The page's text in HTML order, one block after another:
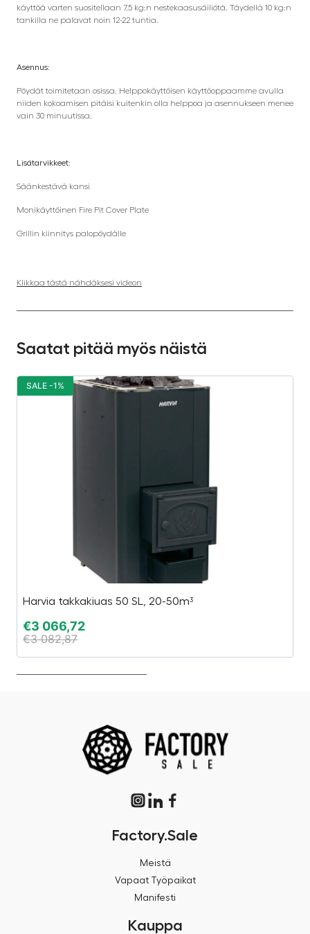
käyttöä varten suositellaan 7,5 kg:n nestekaasusäiliötä. Täydellä 10 kg:n
tankilla ne palavat noin 12-22 tuntia.
Asennus:
Pöydät toimitetaan osissa. Helppokäyttöisen käyttöoppaamme avulla
niiden kokoamisen pitäisi kuitenkin olla helppoa ja asennukseen menee
vain 30 minuutissa.
Lisätarvikkeet:
Säänkestävä kansi
Monikäyttöinen Fire Pit Cover Plate
Grillin kiinnitys palopöydälle
Klikkaa tästä nähdäksesi videon
Saatat pitää myös näistä
Harvia takkakiuas 50 SL, 20-50m³
€3 066,72
€3 082,87
SALE -1%
Factory.Sale
Meistä
Vapaat Työpaikat
Manifesti
Kauppa